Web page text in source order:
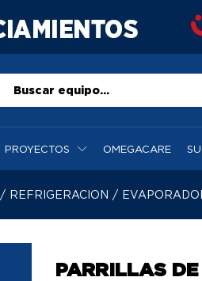
Todo
PROYECTOS OMEGACARE
/ REFRIGERACION /
PARRILLAS